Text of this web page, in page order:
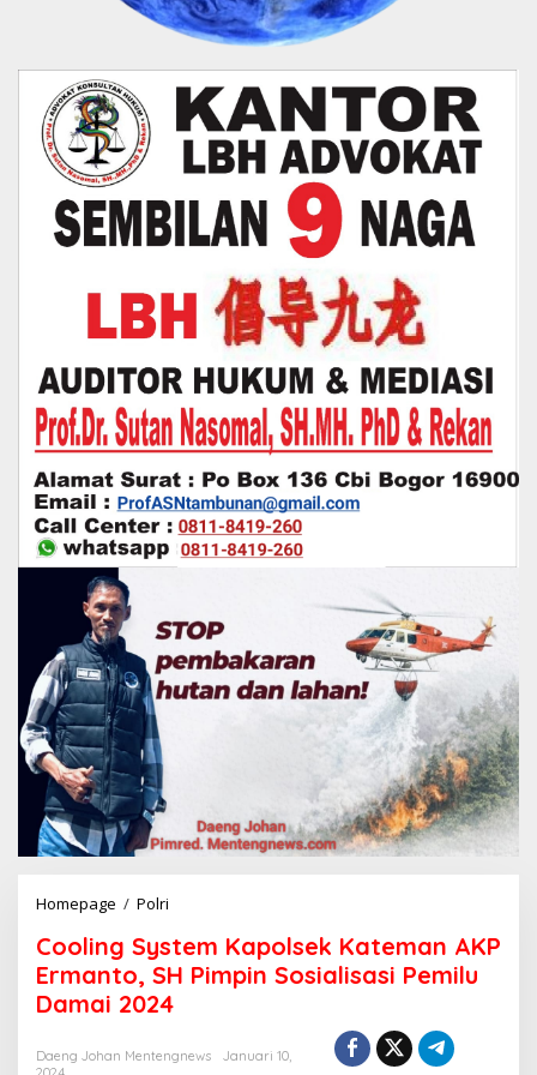
Homepage / Polri
o
l
i
n
S
Cooling System Kapolsek Kateman AKP
Ermanto, SH Pimpin Sosialisasi Pemilu
Damai 2024
Daeng Johan Mentengnews
Januari 10,